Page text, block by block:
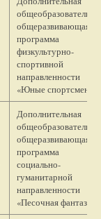
общеразвивающая
программа
физкультурно-
спортивной
направленности
«Юные спортсмены»
Дополнительная
общеразвивающая
программа
социально-
гуманитарной
направленности
«Песочная фантазия»